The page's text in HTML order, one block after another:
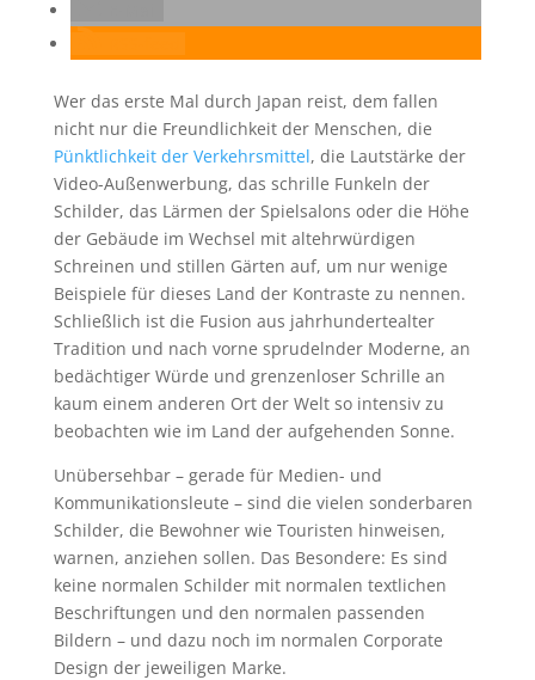
Wer das erste Mal durch Japan reist, dem fallen
nicht nur die Freundlichkeit der Menschen, die
Pünktlichkeit der Verkehrsmittel, die Lautstärke der
Video-Außenwerbung, das schrille Funkeln der
Schilder, das Lärmen der Spielsalons oder die Höhe
der Gebäude im Wechsel mit altehrwürdigen
Schreinen und stillen Gärten auf, um nur wenige
Beispiele für dieses Land der Kontraste zu nennen.
Schließlich ist die Fusion aus jahrhundertealter
Tradition und nach vorne sprudelnder Moderne, an
bedächtiger Würde und grenzenloser Schrille an
kaum einem anderen Ort der Welt so intensiv zu
beobachten wie im Land der aufgehenden Sonne.
Unübersehbar – gerade für Medien- und
Kommunikationsleute – sind die vielen sonderbaren
Schilder, die Bewohner wie Touristen hinweisen,
warnen, anziehen sollen. Das Besondere: Es sind
keine normalen Schilder mit normalen textlichen
Beschriftungen und den normalen passenden
Bildern – und dazu noch im normalen Corporate
Design der jeweiligen Marke.